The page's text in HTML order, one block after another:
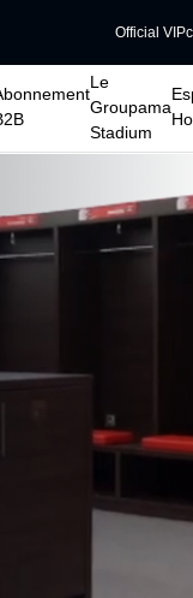
Official VIP
Le
Groupama
Stadium